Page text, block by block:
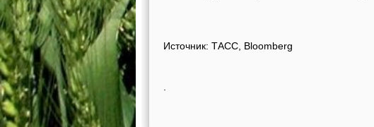
Источник: ТАСС, Bloomberg